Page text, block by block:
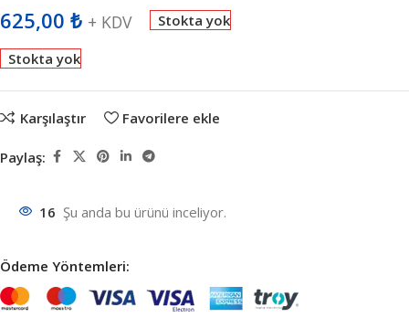
625,00 ₺ + KDV Stokta yok
Stokta yok
Karşılaştır Favorilere ekle
Paylaş:
16 Şu anda bu ürünü inceliyor.
Ödeme Yöntemleri: